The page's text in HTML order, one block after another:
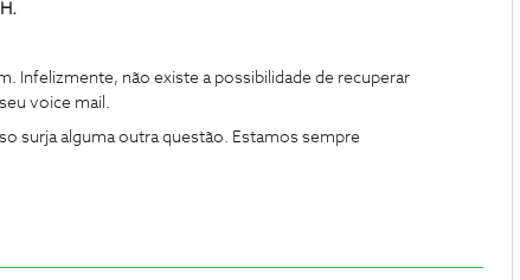
Infelizmente, não existe a possibilidade de recuperar
voice mail.
surja alguma outra questão. Estamos sempre